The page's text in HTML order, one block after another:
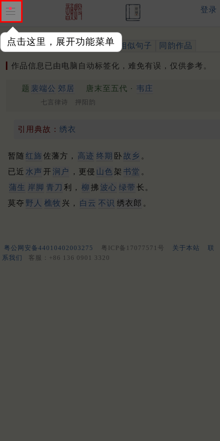
点击这里，展开功能菜单
登录
作品 标注四声 出处、引用 相似句子 同韵作品
作品信息已由电脑自动标签化，难免有误，仅供参考。
题 裴端公 郊居 唐末至五代 · 韦庄
七言律诗 押阳韵
引用典故： 绣衣
暂随 红旆 佐藩方， 高迹 终期 卧故乡 。
已近 水声 开 涧户 ，更侵 山色 架 书堂 。
蒲生 岸脚 青刀 利， 柳 拂 波心 绿带 长。
莫夺 野人 樵牧 兴， 白云 不识 绣衣 郎 。
粤公网安备44010402003275 粤ICP备17077571号 关于本站
联
系我们
客服：+86 136 0901 3320